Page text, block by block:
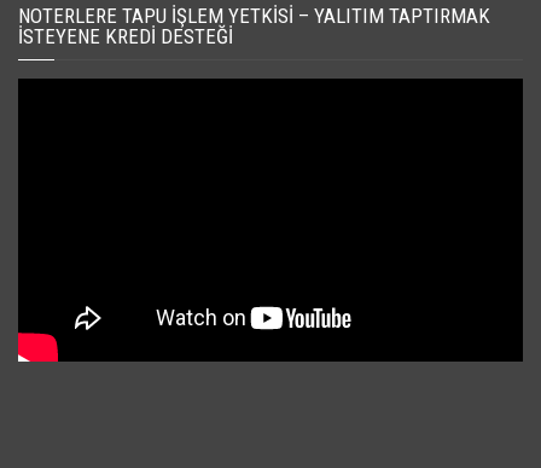
NOTERLERE TAPU İŞLEM YETKISI – YALITIM TAPTIRMAK
İSTEYENE KREDI DESTEĞI